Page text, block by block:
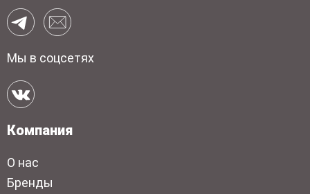
Мы в соцсетях
Компания
О нас
Бренды